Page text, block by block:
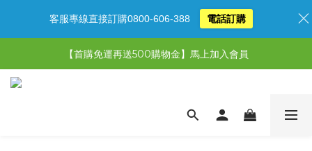
【限時特惠】全館滿1,000送500購物金！
【限時特惠】超值5選3，最高現省1,770元
【首購免運再送500購物金】馬上加入會員
客服專線直接訂購0800-606-388 電話訂購